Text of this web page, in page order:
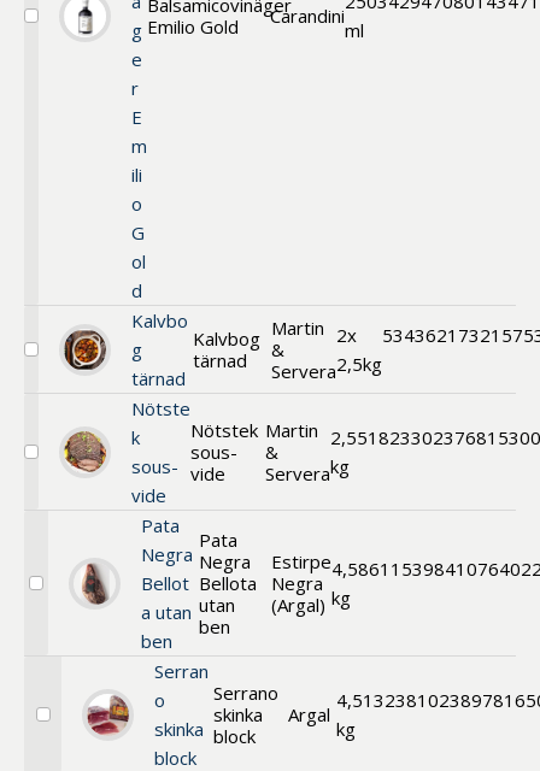
Välj
Balsamicovinäger
g
e
r
E
m
ili
o
G
ol
d
Balsamicovinäger
Emilio Gold
Carandini
ml
Välj
tärnad
Kalvbo
g
tärnad
Kalvbog
tärnad
Martin
&
Servera
2x
2,5kg
534362
Välj
Nötste
k
sous-
vide
Nötstek
sous-
vide
Martin
&
Servera
2,5
kg
518233
Välj
Bellota
Pata
Negra
Bellot
a utan
ben
Pata
Negra
Bellota
utan
ben
Estirpe
Negra
(Argal)
4,5
kg
861153
Välj
Serran
o
skinka
block
Serrano
skinka
block
Argal
4,5
kg
132381